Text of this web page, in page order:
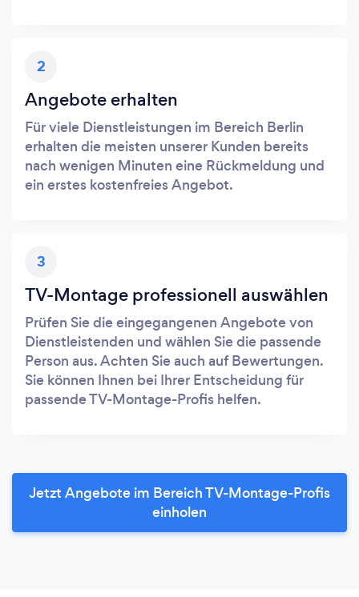
2
Angebote erhalten
Für viele Dienstleistungen im Bereich Berlin
erhalten die meisten unserer Kunden bereits
nach wenigen Minuten eine Rückmeldung und
ein erstes kostenfreies Angebot.
3
TV-Montage professionell auswählen
Prüfen Sie die eingegangenen Angebote von
Dienstleistenden und wählen Sie die passende
Person aus. Achten Sie auch auf Bewertungen.
Sie können Ihnen bei Ihrer Entscheidung für
passende TV-Montage-Profis helfen.
Jetzt Angebote im Bereich TV-Montage-Profis
einholen